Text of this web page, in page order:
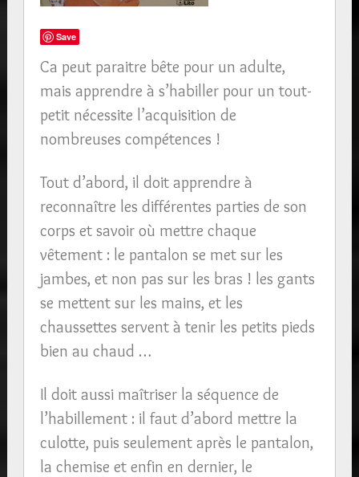
Save
Ca peut paraitre bête pour un adulte,
mais apprendre à s’habiller pour un tout-
petit nécessite l’acquisition de
nombreuses compétences !
Tout d’abord, il doit apprendre à
reconnaître les différentes parties de son
corps et savoir où mettre chaque
vêtement : le pantalon se met sur les
jambes, et non pas sur les bras ! les gants
se mettent sur les mains, et les
chaussettes servent à tenir les petits pieds
bien au chaud …
Il doit aussi maîtriser la séquence de
l’habillement : il faut d’abord mettre la
culotte, puis seulement après le pantalon,
la chemise et enfin en dernier, le